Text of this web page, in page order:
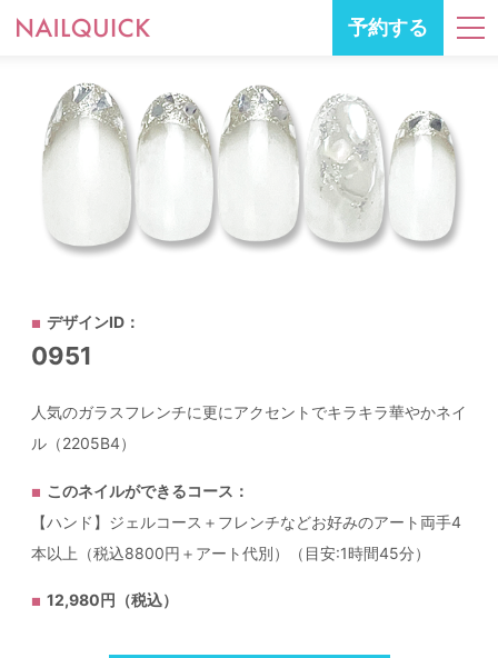
予約する
デザインID：
0951
人気のガラスフレンチに更にアクセントでキラキラ華やかネイ
ル（2205B4）
このネイルができるコース：
【ハンド】ジェルコース＋フレンチなどお好みのアート両手4
本以上（税込8800円＋アート代別）（目安:1時間45分）
12,980円（税込）